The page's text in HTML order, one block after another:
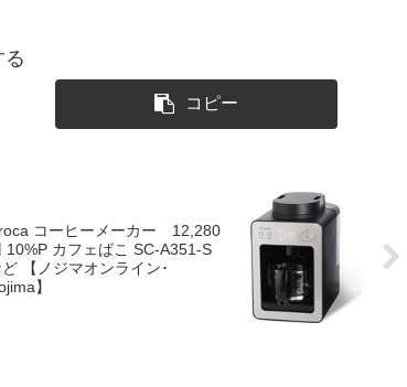
る
コピー
コーヒーメーカー 12,280
10%P カフェばこ SC-A351-S
ど 【ノジマオンライン･
】